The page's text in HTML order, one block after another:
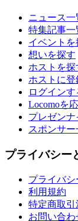
ニュース一
特集記事一
イベントを
想いを探す
ホストを探
ホストに登
ログインす
Locomoを
プレゼンナ
スポンサー
プライバシー
プライバ
利用規約
特定商取
お問い合